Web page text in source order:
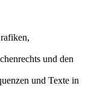
und den
und Texte in